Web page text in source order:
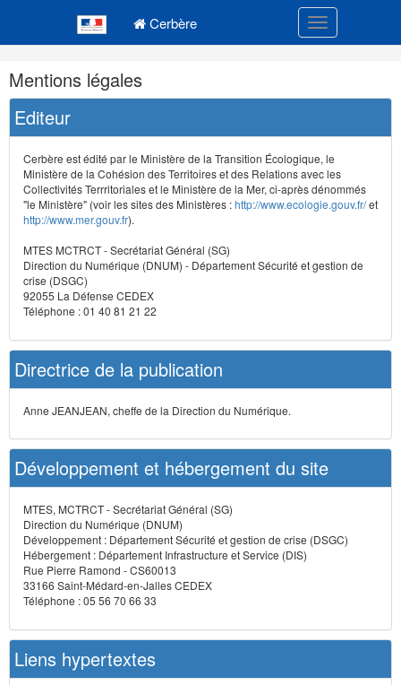
Cerbère Toggle
Navigation
et
outils
annexes
Mentions légales
Editeur
Cerbère est édité par le Ministère de la Transition Écologique, le
Ministère de la Cohésion des Territoires et des Relations avec les
Collectivités Terrritoriales et le Ministère de la Mer, ci-après dénommés
"le Ministère" (voir les sites des Ministères :http://www.ecologie.gouv.fr/et
http://www.mer.gouv.fr).
MTES MCTRCT - Secrétariat Général (SG)
Direction du Numérique (DNUM) - Département Sécurité et gestion de
crise (DSGC)
92055 La Défense CEDEX
Téléphone : 01 40 81 21 22
Directrice de la publication
Anne JEANJEAN, cheffe de la Direction du Numérique.
Développement et hébergement du site
MTES, MCTRCT - Secrétariat Général (SG)
Direction du Numérique (DNUM)
Développement : Département Sécurité et gestion de crise (DSGC)
Hébergement : Département Infrastructure et Service (DIS)
Rue Pierre Ramond - CS60013
33166 Saint-Médard-en-Jalles CEDEX
Téléphone : 05 56 70 66 33
Liens hypertextes